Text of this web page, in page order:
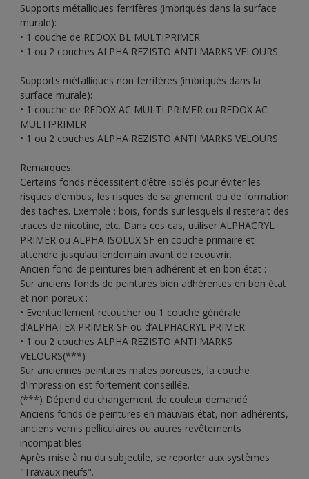
Supports métalliques ferrifères (imbriqués dans la surface
murale):
• 1 couche de REDOX BL MULTIPRIMER
• 1 ou 2 couches ALPHA REZISTO ANTI MARKS VELOURS
Supports métalliques non ferrifères (imbriqués dans la
surface murale):
• 1 couche de REDOX AC MULTI PRIMER ou REDOX AC
MULTIPRIMER
• 1 ou 2 couches ALPHA REZISTO ANTI MARKS VELOURS
Remarques:
Certains fonds nécessitent d’être isolés pour éviter les
risques d’embus, les risques de saignement ou de formation
des taches. Exemple : bois, fonds sur lesquels il resterait des
traces de nicotine, etc. Dans ces cas, utiliser ALPHACRYL
PRIMER ou ALPHA ISOLUX SF en couche primaire et
attendre jusqu’au lendemain avant de recouvrir.
Ancien fond de peintures bien adhérent et en bon état :
Sur anciens fonds de peintures bien adhérentes en bon état
et non poreux :
• Eventuellement retoucher ou 1 couche générale
d’ALPHATEX PRIMER SF ou d’ALPHACRYL PRIMER.
• 1 ou 2 couches ALPHA REZISTO ANTI MARKS
VELOURS(***)
Sur anciennes peintures mates poreuses, la couche
d’impression est fortement conseillée.
(***) Dépend du changement de couleur demandé
Anciens fonds de peintures en mauvais état, non adhérents,
anciens vernis pelliculaires ou autres revêtements
incompatibles:
Après mise à nu du subjectile, se reporter aux systèmes
"Travaux neufs".